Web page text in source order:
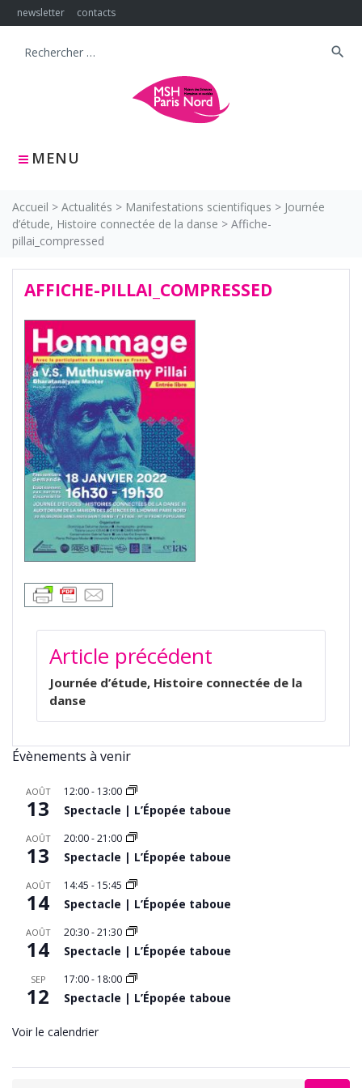
Skip
to
newsletter contacts
MENU
Search
search
Accueil > Actualités > Manifestations scientifiques > Journée
d’étude, Histoire connectée de la danse > Affiche-
pillai_compressed
AFFICHE-PILLAI_COMPRESSED
NAVIGATION
DE
L’ARTICLE
Article précédent
Journée d’étude, Histoire connectée de la
danse
Évènements à venir
AOÛT
13
12:00- 13:00
Spectacle | L’Épopée taboue
AOÛT
13
20:00-21:00
Spectacle | L’Épopée taboue
AOÛT
14
14:45 - 15:45
Spectacle | L’Épopée taboue
AOÛT
14
20:30-21:30
Spectacle | L’Épopée taboue
SEP
12
17:00- 18:00
Spectacle | L’Épopée taboue
Voir le calendrier